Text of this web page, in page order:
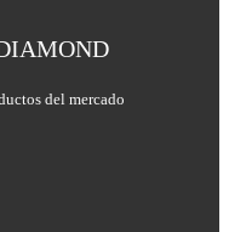
del mercado